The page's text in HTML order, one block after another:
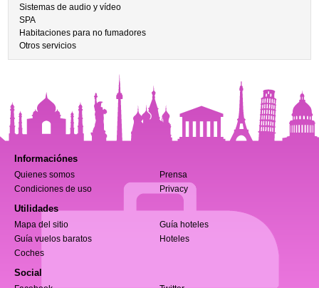
Sistemas de audio y vídeo
SPA
Habitaciones para no fumadores
Otros servicios
Informaciónes
Quienes somos
Prensa
Condiciones de uso
Privacy
Utilidades
Mapa del sitio
Guía hoteles
Guía vuelos baratos
Hoteles
Coches
Social